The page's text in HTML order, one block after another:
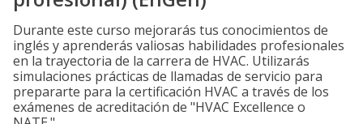
Durante este curso mejorarás tus conocimientos de
inglés y aprenderás valiosas habilidades profesionales
en la trayectoria de la carrera de HVAC. Utilizarás
simulaciones prácticas de llamadas de servicio para
prepararte para la certificación HVAC a través de los
exámenes de acreditación de "HVAC Excellence o